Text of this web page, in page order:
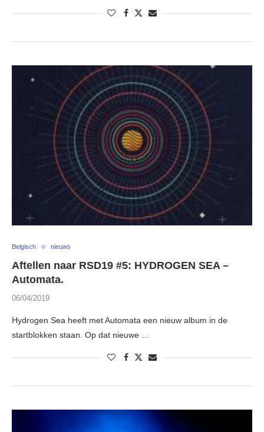
Belgisch nieuws
Aftellen naar RSD19 #5: HYDROGEN SEA –
Automata.
06/04/2019
Hydrogen Sea heeft met Automata een nieuw album in de
startblokken staan. Op dat nieuwe …